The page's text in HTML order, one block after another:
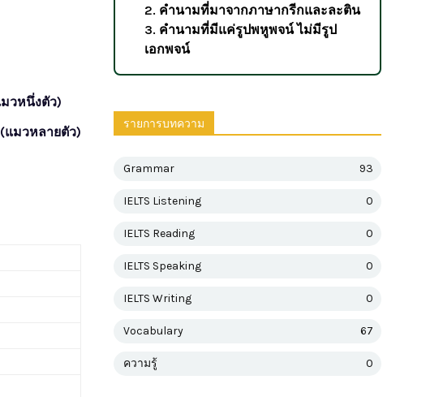
วหนึ่งตัว)
แมวหลายตัว)
2. คำนามที่มาจากภาษากรีกและละติน
3. คำนามที่มีแค่รูปพหูพจน์ ไม่มีรูป
เอกพจน์
รายการบทความ
Grammar 93
IELTS Listening 0
IELTS Reading 0
IELTS Speaking 0
IELTS Writing 0
Vocabulary 67
ความรู้ 0